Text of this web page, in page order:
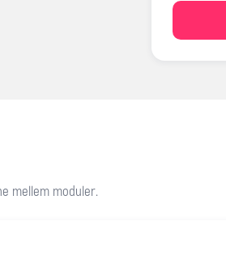
mellem moduler.